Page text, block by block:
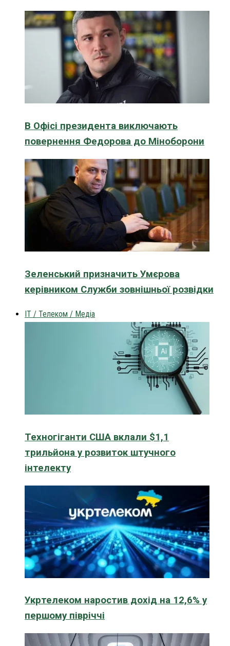
В Офісі президента виключають
повернення Федорова до Міноборони
Зеленський призначить Умєрова
керівником Служби зовнішньої розвідки
IT / Телеком / Медіа
Техногіганти США вклали $1,1
трильйона у розвиток штучного
інтелекту
Укртелеком наростив дохід на 12,6% у
першому півріччі